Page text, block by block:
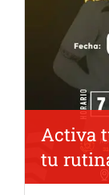
Activa
tu